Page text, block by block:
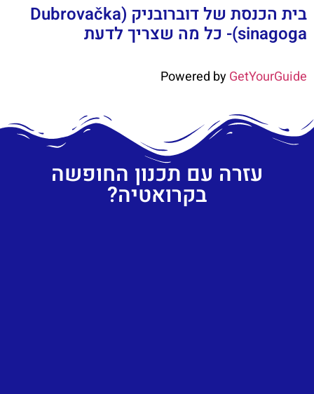
בית הכנסת של דוברובניק (Dubrovačka
sinagoga)- כל מה שצריך לדעת
Powered byGetYourGuide
עזרה עם תכנון החופשה
בקרואטיה?